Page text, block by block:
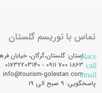
تماس با توریسم گلستان
placeاستان: گلستان،گرگان، خیابان فرهنگ شهر،
call
email
info@tourism-golestan.com
پاسخگویی: ۹ صبح الی 19